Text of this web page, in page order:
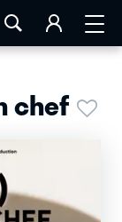
ROCHELLE
chef